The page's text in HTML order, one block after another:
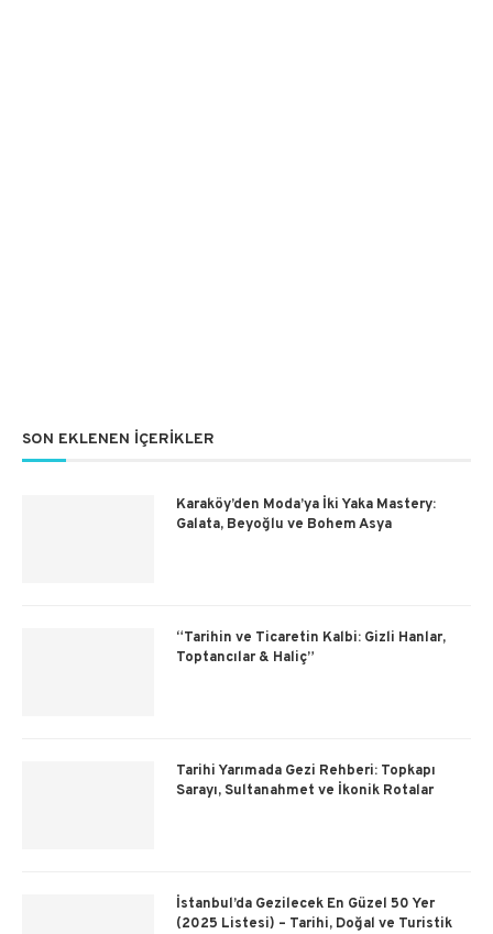
SON EKLENEN İÇERIKLER
Karaköy’den Moda’ya İki Yaka Mastery:
Galata, Beyoğlu ve Bohem Asya
“Tarihin ve Ticaretin Kalbi: Gizli Hanlar,
Toptancılar & Haliç”
Tarihi Yarımada Gezi Rehberi: Topkapı
Sarayı, Sultanahmet ve İkonik Rotalar
İstanbul’da Gezilecek En Güzel 50 Yer
(2025 Listesi) – Tarihi, Doğal ve Turistik